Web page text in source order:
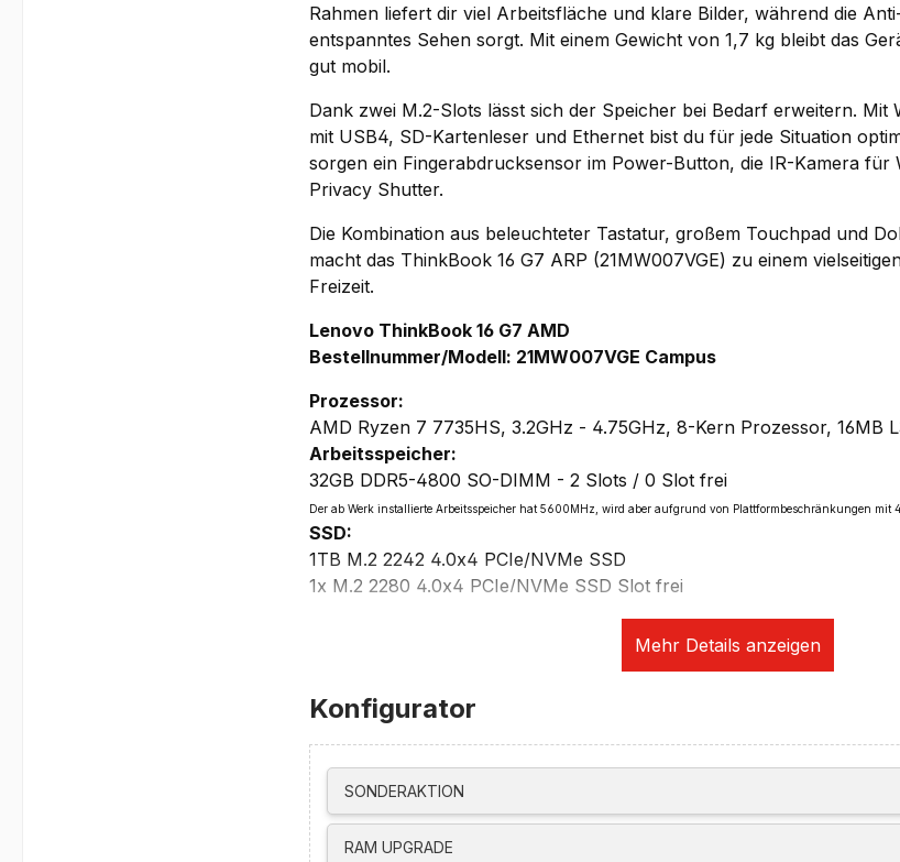
Rahmen liefert dir viel Arbeitsfläche und klare Bilder, während die
entspanntes Sehen sorgt. Mit einem Gewicht von 1,7 kg bleibt das
gut mobil.
Dank zwei M.2-Slots lässt sich der Speicher bei Bedarf erweitern. Mit
mit USB4, SD-Kartenleser und Ethernet bist du für jede Situation
sorgen ein Fingerabdrucksensor im Power-Button, die IR-Kamera für
Privacy Shutter.
Die Kombination aus beleuchteter Tastatur, großem Touchpad und
macht das ThinkBook 16 G7 ARP (21MW007VGE) zu einem
Freizeit.
Lenovo ThinkBook 16 G7 AMD
Bestellnummer/Modell: 21MW007VGE Campus
Prozessor:
AMD Ryzen 7 7735HS, 3.2GHz - 4.75GHz, 8-Kern Prozessor, 16MB
Arbeitsspeicher:
32GB DDR5-4800 SO-DIMM - 2 Slots / 0 Slot frei
Der ab Werk installierte Arbeitsspeicher hat 5600MHz, wird aber aufgrund von Plattformbeschränkungen mit
SSD:
1TB M.2 2242 4.0x4 PCIe/NVMe SSD
1x M.2 2280 4.0x4 PCIe/NVMe SSD Slot frei
16” Display WUXGA IPS 1920x1200, 16:10, 300 nits, 1000:1 contrast,
AMD Radeon 680M Graphics
max. externe Auflösung:
HDMI bis zu 4K@60Hz
USB-C / USB4 bis zu 5K@60Hz
unterstützt bis zu vier unabhängige Displays (drei externe)
Laufwerke:
Konfigurator
SONDERAKTION
RAM UPGRADE